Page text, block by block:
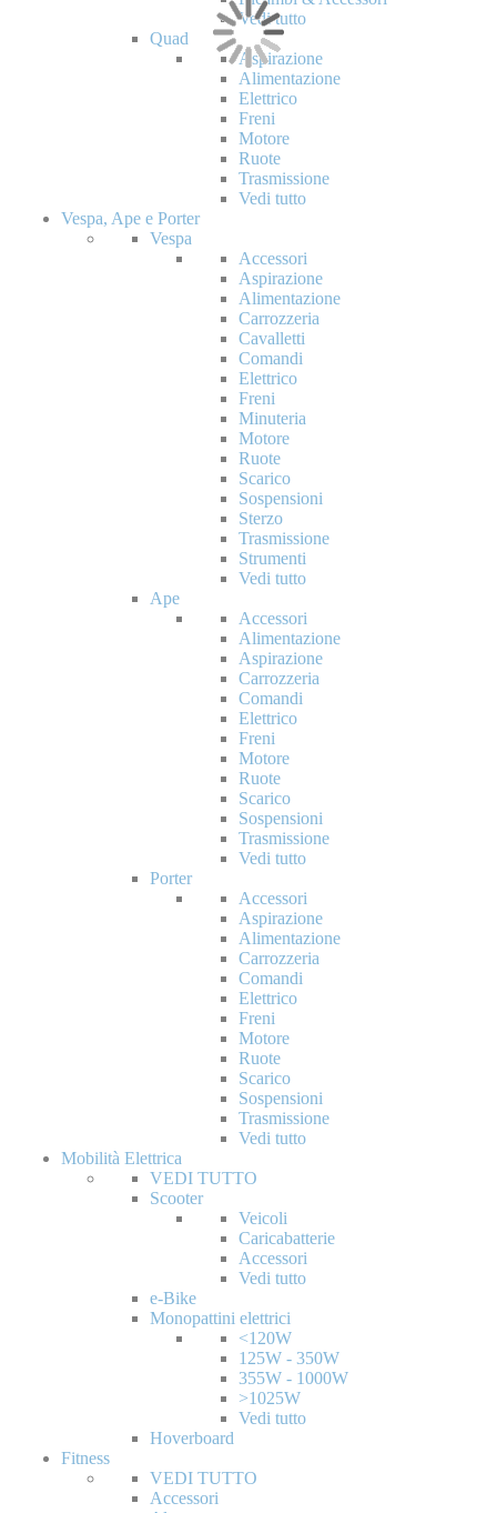
Vedi tutto
Quad
Aspirazione
Alimentazione
Elettrico
Freni
Motore
Ruote
Trasmissione
Vedi tutto
Vespa, Ape e Porter
Vespa
Accessori
Aspirazione
Alimentazione
Carrozzeria
Cavalletti
Comandi
Elettrico
Freni
Minuteria
Motore
Ruote
Scarico
Sospensioni
Sterzo
Trasmissione
Strumenti
Vedi tutto
Ape
Accessori
Alimentazione
Aspirazione
Carrozzeria
Comandi
Elettrico
Freni
Motore
Ruote
Scarico
Sospensioni
Trasmissione
Vedi tutto
Porter
Accessori
Aspirazione
Alimentazione
Carrozzeria
Comandi
Elettrico
Freni
Motore
Ruote
Scarico
Sospensioni
Trasmissione
Vedi tutto
Mobilità Elettrica
VEDI TUTTO
Scooter
Veicoli
Caricabatterie
Accessori
Vedi tutto
e-Bike
Monopattini elettrici
<120W
125W - 350W
355W - 1000W
>1025W
Vedi tutto
Hoverboard
Fitness
VEDI TUTTO
Accessori